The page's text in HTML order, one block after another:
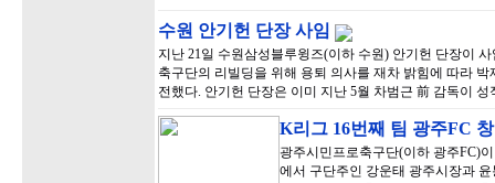
수원 안기헌 단장 사임
지난 21일 수원삼성블루윙즈(이하 수원) 안기헌 단장이
축구단의 리빌딩을 위해 용퇴 의사를 재차 밝힘에 따라
전했다. 안기헌 단장은 이미 지난 5월 차범근 前 감독이
K리그 16번째 팀 광주FC
광주시민프로축구단(이하 광주FC)
에서 구단주인 강운태 광주시장과